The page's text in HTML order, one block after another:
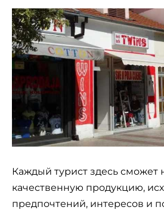
Каждый турист здесь сможет
качественную продукцию,
предпочтений, интересов и